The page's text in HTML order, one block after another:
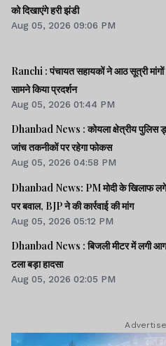
को दिखाएंगे हरी झंडी
Aug 05, 2026 09:06 PM
Ranchi : पंचायत सहायकों ने आठ सूत्री
सामने किया प्रदर्शन
Aug 05, 2026 01:44 PM
Dhanbad News : कोयला क्षेत्रीय पुलिस
जांच तकनीकों पर रहेगा फोकस
Aug 05, 2026 04:58 PM
Dhanbad News: PM मोदी के खिलाफ लगे
पर बवाल, BJP ने की कार्रवाई की मांग
Aug 05, 2026 05:12 PM
Dhanbad News : बिजली मीटर में लगी
टला बड़ा हादसा
Aug 05, 2026 02:05 PM